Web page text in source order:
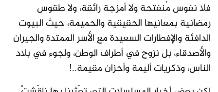
فلا نفوس مُنفتحة ولا أمزجة رائقة، ولا طقوس
رمضانية بمعانيها الحقيقية والحميمة، حيث البيوت
الدافئة والإفطارات السعيدة مع الأسر الممتدة والجيران
والأصدقاء، بل نزوح في أطراف الوطن، ولجوء في بلاد
الناس، وذكريات أليمة وأحزان مقيمة..!